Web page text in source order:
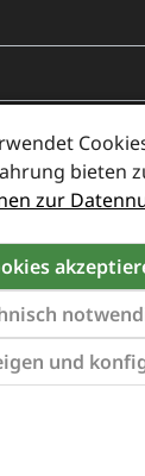
bieten
zur
und